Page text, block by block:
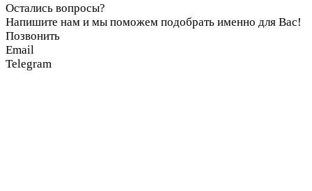
Остались вопросы?
Напишите нам и мы поможем подобрать именно для Вас!
Позвонить
Email
Telegram